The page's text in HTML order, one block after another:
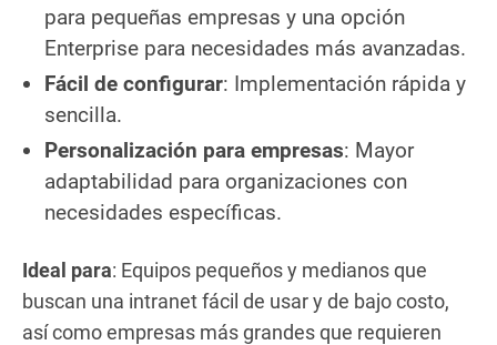
para pequeñas empresas y una opción
Enterprise para necesidades más avanzadas.
Fácil de configurar: Implementación rápida y
sencilla.
Personalización para empresas: Mayor
adaptabilidad para organizaciones con
necesidades específicas.
Ideal para: Equipos pequeños y medianos que
buscan una intranet fácil de usar y de bajo costo,
así como empresas más grandes que requieren